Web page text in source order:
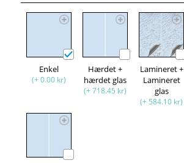
Enkel
(+ 0.00 kr)
Hærdet +
hærdet glas
(+ 718.45 kr)
Lamineret +
Lamineret
glas
(+ 584.10 kr)